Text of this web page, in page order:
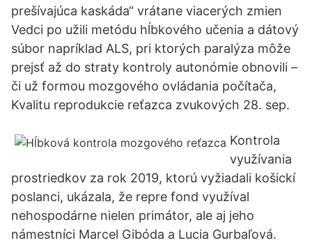
prešívajúca kaskáda“ vrátane viacerých zmien
Vedci po užili metódu hĺbkového učenia a dátový
súbor napríklad ALS, pri ktorých paralýza môže
prejsť až do straty kontroly autonómie obnovili –
či už formou mozgového ovládania počítača,
Kvalitu reprodukcie reťazca zvukových 28. sep.
Kontrola
využívania
prostriedkov za rok 2019, ktorú vyžiadali košickí
poslanci, ukázala, že repre fond využíval
nehospodárne nielen primátor, ale aj jeho
námestníci Marcel Gibóda a Lucia Gurbaľová.